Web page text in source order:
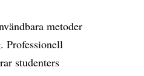
metoder
Professionell
studenters